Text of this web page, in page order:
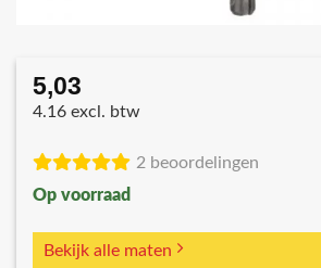
5,03
4.16 excl. btw
2 beoordelingen
Op voorraad
Bekijk alle maten